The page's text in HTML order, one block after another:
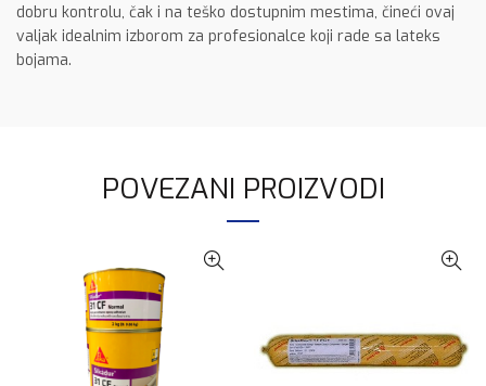
dobru kontrolu, čak i na teško dostupnim mestima, čineći ovaj
valjak idealnim izborom za profesionalce koji rade sa lateks
bojama.
POVEZANI PROIZVODI